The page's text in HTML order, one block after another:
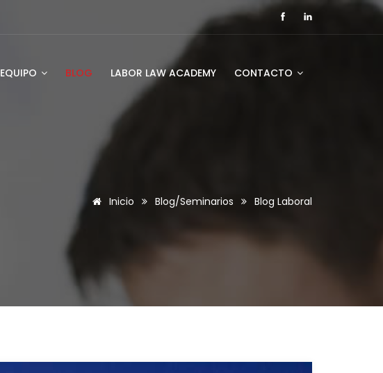
EQUIPO BLOG LABOR LAW ACADEMY CONTACTO
Inicio Blog/Seminarios Blog Laboral